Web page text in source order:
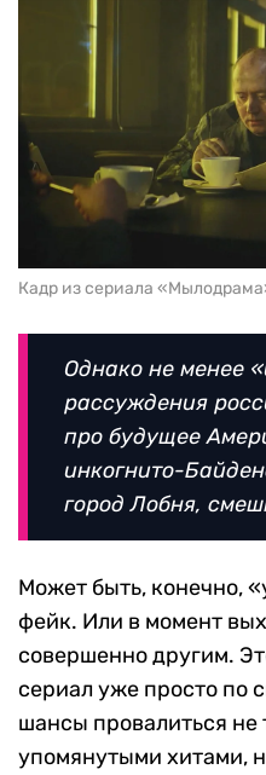
Кадр из сериала
Однако не менее
рассуждения
про будущее
инкогнито-
город Лобня,
Может быть, конечно,
фейк. Или в момент
совершенно другим.
сериал уже просто по
шансы провалиться не
упомянутыми хитами,